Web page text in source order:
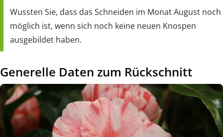
Wussten Sie, dass das Schneiden im Monat August noch
möglich ist, wenn sich noch keine neuen Knospen
ausgebildet haben.
Generelle Daten zum Rückschnitt